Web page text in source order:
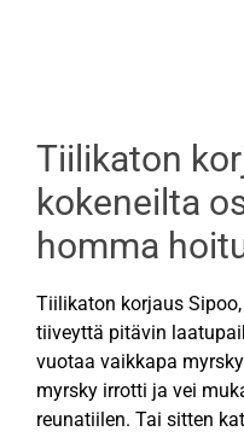
Tiilikaton
kokeneilta
homma
Tiilikaton korjaus
tiiveyttä pitävin
vuotaa vaikkapa
myrsky irrotti ja vei
reunatiilen. Tai sitten